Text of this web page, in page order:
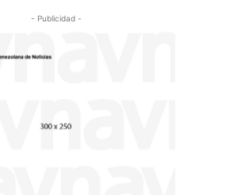
- Publicidad -